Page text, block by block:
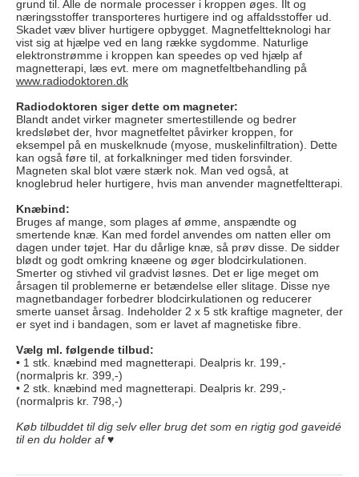
grund til. Alle de normale processer i kroppen øges. Ilt og
næringsstoffer transporteres hurtigere ind og affaldsstoffer ud.
Skadet væv bliver hurtigere opbygget. Magnetfeltteknologi har
vist sig at hjælpe ved en lang række sygdomme. Naturlige
elektronstrømme i kroppen kan speedes op ved hjælp af
magnetterapi, læs evt. mere om magnetfeltbehandling på
www.radiodoktoren.dk
Radiodoktoren siger dette om magneter:
Blandt andet virker magneter smertestillende og bedrer
kredsløbet der, hvor magnetfeltet påvirker kroppen, for
eksempel på en muskelknude (myose, muskelinfiltration). Dette
kan også føre til, at forkalkninger med tiden forsvinder.
Magneten skal blot være stærk nok. Man ved også, at
knoglebrud heler hurtigere, hvis man anvender magnetfeltterapi.
Knæbind:
Bruges af mange, som plages af ømme, anspændte og
smertende knæ. Kan med fordel anvendes om natten eller om
dagen under tøjet. Har du dårlige knæ, så prøv disse. De sidder
blødt og godt omkring knæene og øger blodcirkulationen.
Smerter og stivhed vil gradvist løsnes. Det er lige meget om
årsagen til problemerne er betændelse eller slitage. Disse nye
magnetbandager forbedrer blodcirkulationen og reducerer
smerte uanset årsag. Indeholder 2 x 5 stk kraftige magneter, der
er syet ind i bandagen, som er lavet af magnetiske fibre.
Vælg ml. følgende tilbud:
• 1 stk. knæbind med magnetterapi. Dealpris kr. 199,-
(normalpris kr. 399,-)
• 2 stk. knæbind med magnetterapi. Dealpris kr. 299,-
(normalpris kr. 798,-)
Køb tilbuddet til dig selv eller brug det som en rigtig god gaveidé
til en du holder af ♥